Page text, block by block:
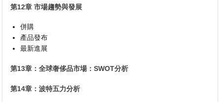
第12章 市場趨勢與發展
併購
產品發布
最新進展
第13章：全球奢侈品市場：SWOT分析
第14章：波特五力分析